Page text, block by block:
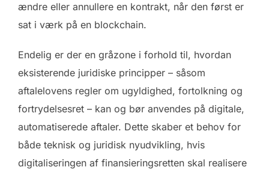
ændre eller annullere en kontrakt, når den først er
sat i værk på en blockchain.
Endelig er der en gråzone i forhold til, hvordan
eksisterende juridiske principper – såsom
aftalelovens regler om ugyldighed, fortolkning og
fortrydelsesret – kan og bør anvendes på digitale,
automatiserede aftaler. Dette skaber et behov for
både teknisk og juridisk nyudvikling, hvis
digitaliseringen af finansieringsretten skal realisere